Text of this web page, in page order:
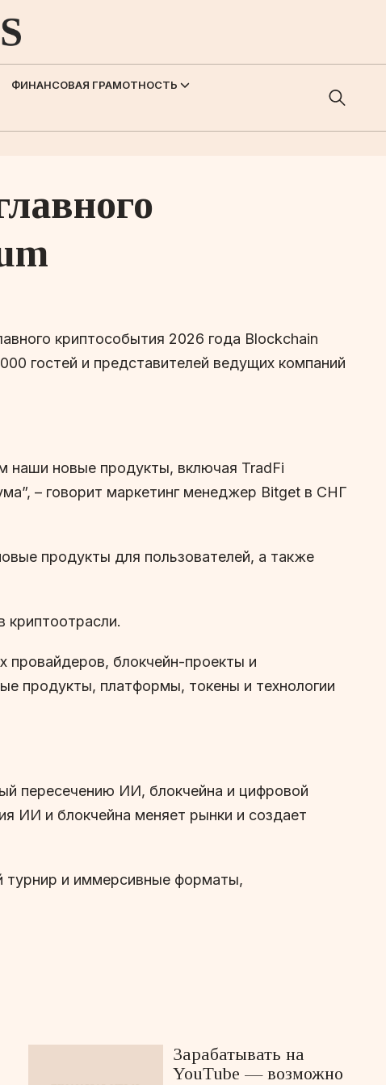
ФИНАНСОВАЯ ГРАМОТНОСТЬ
криптособытия 2026 года Blockchain
гостей и представителей ведущих компаний
наши новые продукты, включая TradFi
– говорит маркетинг менеджер Bitget в СНГ
продукты для пользователей, а также
блокчейн-проекты и
продукты, платформы, токены и технологии
пересечению ИИ, блокчейна и цифровой
ИИ и блокчейна меняет рынки и создает
турнир и иммерсивные форматы,
Зарабатывать на
YouTube — возможно